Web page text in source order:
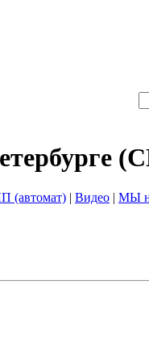
(автомат) | Видео | МЫ